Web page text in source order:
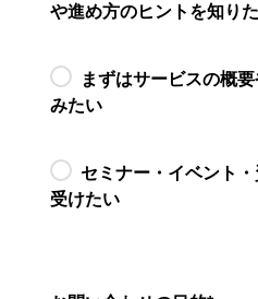
や進め方のヒントを知り
まずはサービスの概
みたい
セミナー・イベント
受けたい